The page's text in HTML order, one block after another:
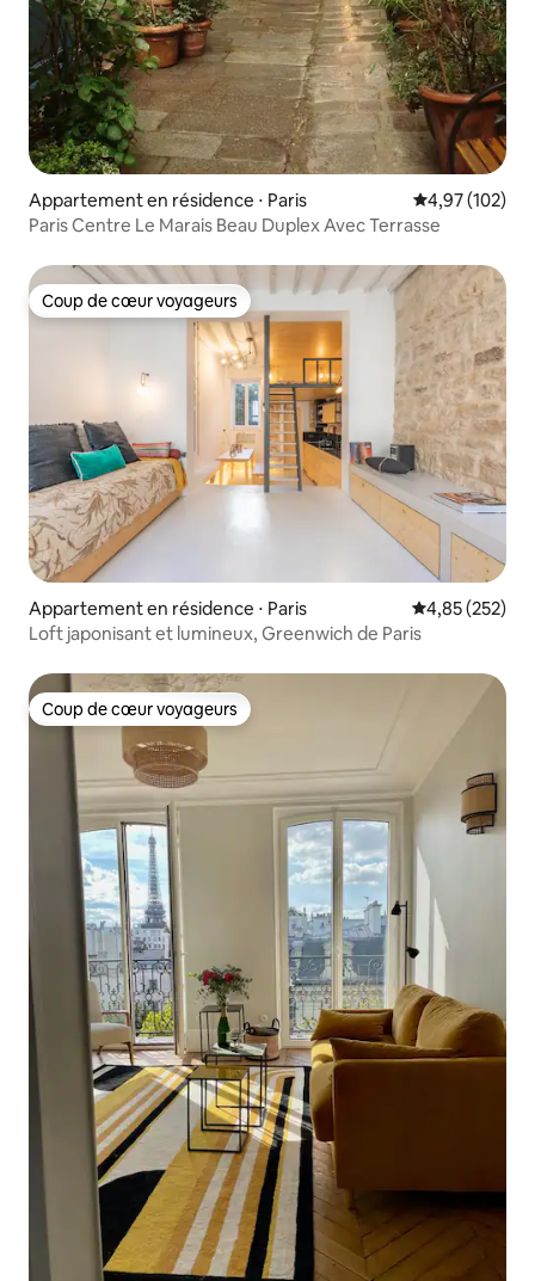
Appartement en résidence ⋅ Paris Évaluation
4,97 (102)
Paris Centre Le Marais Beau Duplex Avec Terrasse
Coup de cœur voyageurs
Coup de cœur voyageurs
Appartement en résidence ⋅ Paris Évaluation
4,85 (252)
Loft japonisant et lumineux, Greenwich de Paris
Coup de cœur voyageurs
Coup de cœur voyageurs